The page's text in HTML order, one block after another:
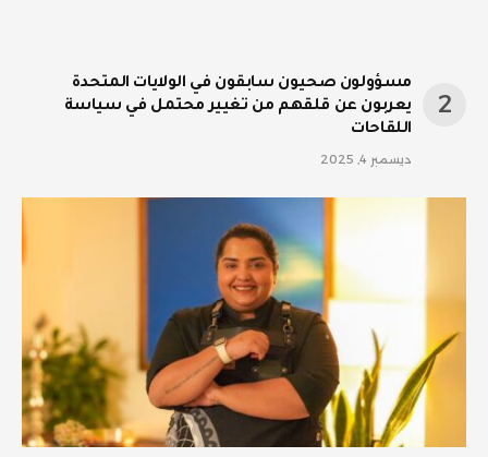
مسؤولون صحيون سابقون في الولايات المتحدة
يعربون عن قلقهم من تغيير محتمل في سياسة
اللقاحات
ديسمبر 4, 2025